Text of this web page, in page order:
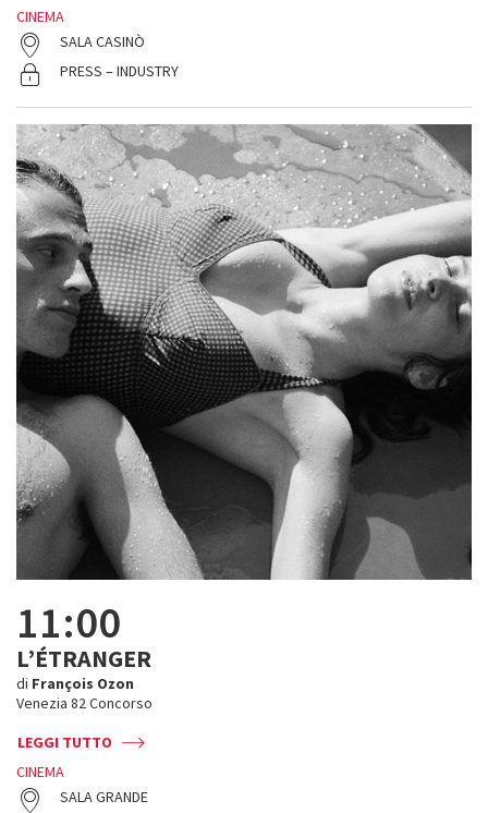
CINEMA
SALA CASINÒ
PRESS – INDUSTRY
11:00
L’ÉTRANGER
di François Ozon
Venezia 82 Concorso
LEGGI TUTTO
CINEMA
SALA GRANDE